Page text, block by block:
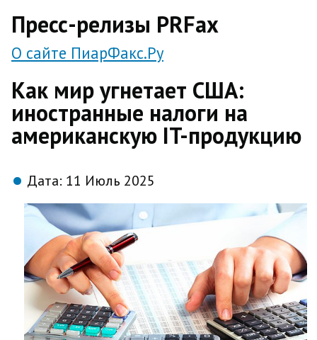
Пресс-релизы PRFax
О сайте ПиарФакс.Ру
Как мир угнетает США:
иностранные налоги на
американскую IT-продукцию
Дата: 11 Июль 2025